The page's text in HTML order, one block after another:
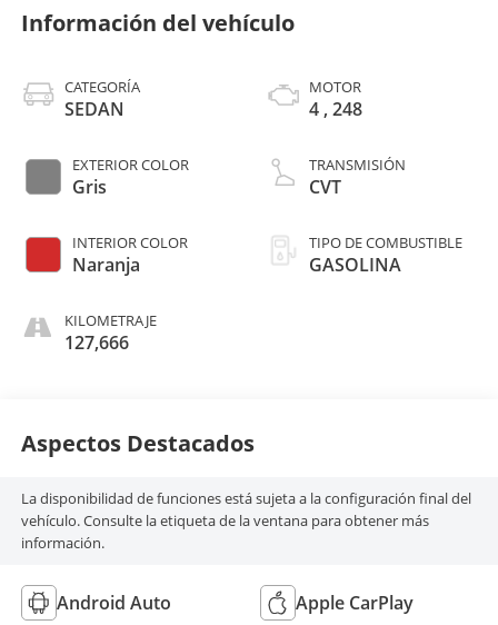
Información del vehículo
CATEGORÍA
SEDAN
EXTERIOR COLOR
Gris
INTERIOR COLOR
Naranja
KILOMETRAJE
127,666
MOTOR
4 , 248
TRANSMISIÓN
CVT
TIPO DE COMBUSTIBLE
GASOLINA
Aspectos Destacados
La disponibilidad de funciones está sujeta a la configuración final del
vehículo. Consulte la etiqueta de la ventana para obtener más
información.
Android Auto Apple CarPlay